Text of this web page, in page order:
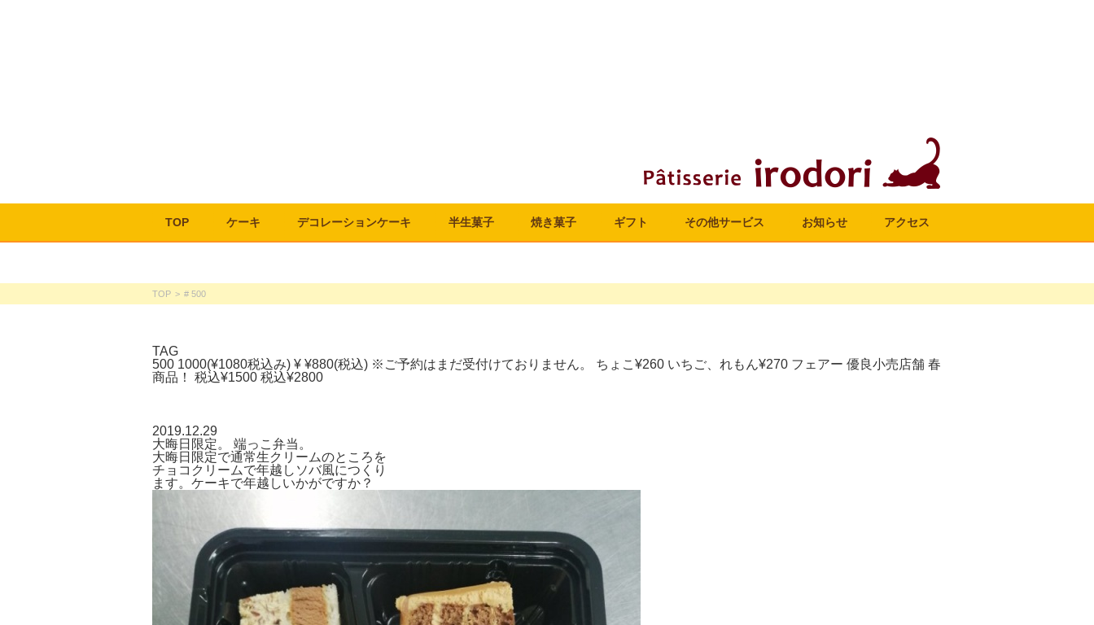
TOP ケーキ デコレーションケーキ 半生菓子 焼き菓子 ギフト その他サービス お知らせ アクセス
TOP > # 500
TAG
500 1000(¥1080税込み) ¥ ¥880(税込) ※ご予約はまだ受付けておりません。 ちょこ¥260 いちご、れもん¥270 フェアー 優良小売店舗 春
商品！
税込¥1500 税込¥2800
2019.12.29
大晦日限定。 端っこ弁当。
大晦日限定で通常生クリームのところを
チョコクリームで年越しソバ風につくり
ます。ケーキで年越しいかがですか？